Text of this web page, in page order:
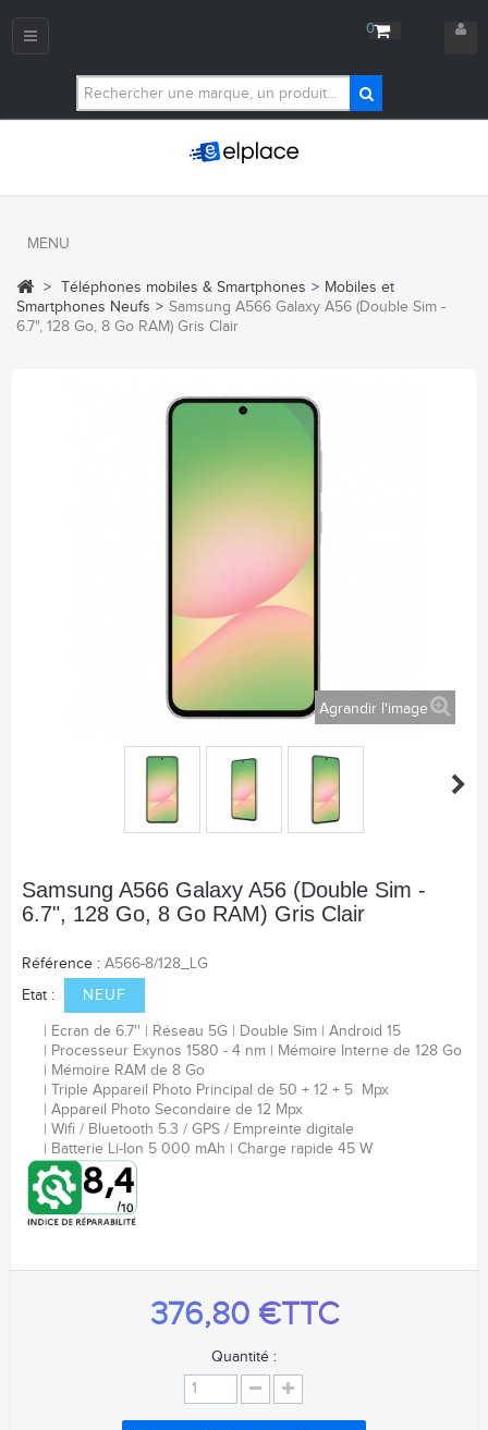
0
Navigation
MENU
> Téléphones mobiles & Smartphones > Mobiles et
Smartphones Neufs > Samsung A566 Galaxy A56 (Double Sim -
6.7", 128 Go, 8 Go RAM) Gris Clair
Agrandir l'image
Samsung A566 Galaxy A56 (Double Sim -
6.7", 128 Go, 8 Go RAM) Gris Clair
Référence : A566-8/128_LG
Etat :
NEUF
Ecran de 6.7'' Réseau 5G Double Sim
Android 15
Processeur Exynos 1580 - 4 nm
Mémoire Interne de 128 Go
Mémoire RAM de 8 Go
Triple Appareil Photo Principal de 50 + 12 + 5 Mpx
Appareil Photo Secondaire de 12 Mpx
Wifi / Bluetooth 5.3 / GPS / Empreinte digitale
Batterie Li-Ion 5 000 mAh Charge rapide 45 W
376,80 €TTC
Quantité :